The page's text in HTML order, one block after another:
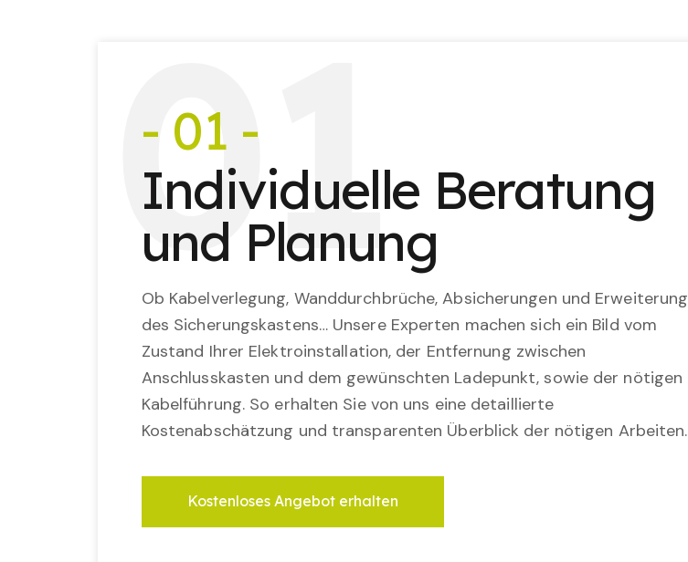
01
- 01 -
Individuelle Beratung
und Planung
Ob Kabelverlegung, Wanddurchbrüche, Absicherungen und Erweiterung
des Sicherungskastens… Unsere Experten machen sich ein Bild vom
Zustand Ihrer Elektroinstallation, der Entfernung zwischen
Anschlusskasten und dem gewünschten Ladepunkt, sowie der nötigen
Kabelführung. So erhalten Sie von uns eine detaillierte
Kostenabschätzung und transparenten Überblick der nötigen Arbeiten.
Kostenloses Angebot erhalten